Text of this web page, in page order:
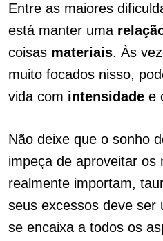
Entre as maiores
está manter uma
coisas materiais. Às
muito focados nisso,
vida com intensidade e
Não deixe que o sonho
impeça de aproveitar os
realmente importam,
seus excessos deve ser
se encaixa a todos os